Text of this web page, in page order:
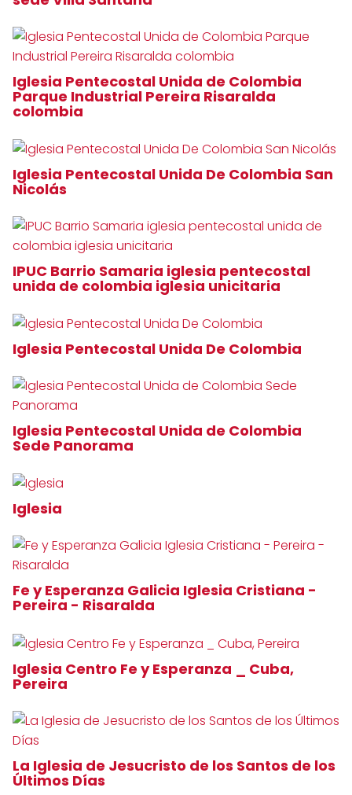
Iglesia Pentecostal Unida de Colombia
Parque Industrial Pereira Risaralda
colombia
Iglesia Pentecostal Unida De Colombia San
Nicolás
IPUC Barrio Samaria iglesia pentecostal
unida de colombia iglesia unicitaria
Iglesia Pentecostal Unida De Colombia
Iglesia Pentecostal Unida de Colombia
Sede Panorama
Iglesia
Fe y Esperanza Galicia Iglesia Cristiana -
Pereira - Risaralda
Iglesia Centro Fe y Esperanza _ Cuba,
Pereira
La Iglesia de Jesucristo de los Santos de los
Últimos Días